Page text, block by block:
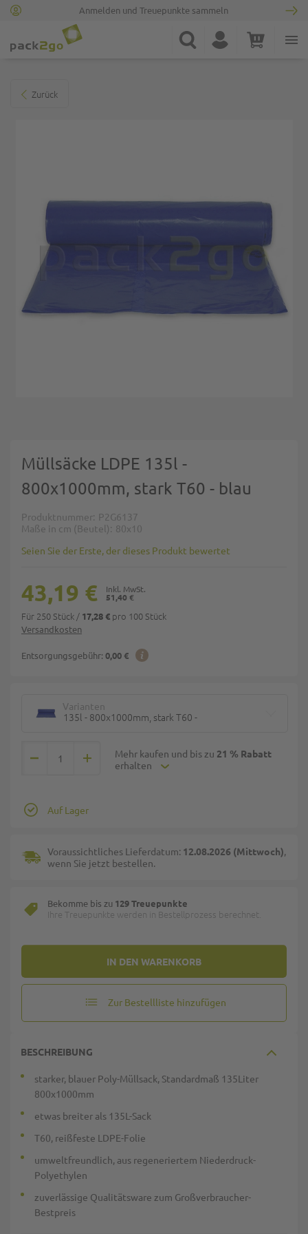
Anmelden und Treuepunkte sammeln
Suche Konto Warenkorb
Zurück
Müllsäcke LDPE 135l -
800x1000mm, stark T60 - blau
Produktnummer P2G6137
Maße in cm (Beutel)
80x10
Seien Sie der Erste, der dieses Produkt bewertet
Versandkosten
Entsorgungsgebühr: 0,00 €
51,40 €
43,19 €
Für 250 Stück / 17,28 € pro 100 Stück
Varianten
135l - 800x1000mm, stark T60 -
Mehr kaufen und bis zu 21 % Rabatt
erhalten
IN DEN WARENKORB
Auf Lager
Voraussichtliches Lieferdatum: 12.08.2026 (Mittwoch),
wenn Sie jetzt bestellen.
Bekomme bis zu 129 Treuepunkte
Ihre Treuepunkte werden in Bestellprozess berechnet.
Zur Bestellliste hinzufügen
BESCHREIBUNG
starker, blauer Poly-Müllsack, Standardmaß 135Liter
800x1000mm
etwas breiter als 135L-Sack
T60, reißfeste LDPE-Folie
umweltfreundlich, aus regeneriertem Niederdruck-
Polyethylen
zuverlässige Qualitätsware zum Großverbraucher-
Bestpreis